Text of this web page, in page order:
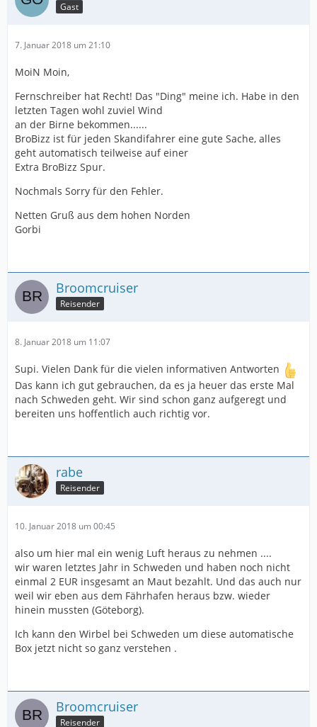
Gast
7. Januar 2018 um 21:10
MoiN Moin,
Fernschreiber hat Recht! Das "Ding" meine ich. Habe in den
letzten Tagen wohl zuviel Wind
an der Birne bekommen......
BroBizz ist für jeden Skandifahrer eine gute Sache, alles
geht automatisch teilweise auf einer
Extra BroBizz Spur.
Nochmals Sorry für den Fehler.
Netten Gruß aus dem hohen Norden
Gorbi
Broomcruiser
Reisender
8. Januar 2018 um 11:07
Supi. Vielen Dank für die vielen informativen Antworten
Das kann ich gut gebrauchen, da es ja heuer das erste Mal
nach Schweden geht. Wir sind schon ganz aufgeregt und
bereiten uns hoffentlich auch richtig vor.
rabe
Reisender
10. Januar 2018 um 00:45
also um hier mal ein wenig Luft heraus zu nehmen ....
wir waren letztes Jahr in Schweden und haben noch nicht
einmal 2 EUR insgesamt an Maut bezahlt. Und das auch nur
weil wir eben aus dem Fährhafen heraus bzw. wieder
hinein mussten (Göteborg).
Ich kann den Wirbel bei Schweden um diese automatische
Box jetzt nicht so ganz verstehen .
Broomcruiser
Reisender